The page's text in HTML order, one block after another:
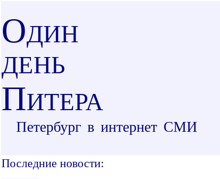
ОДИН
ДЕНЬ
ПИТЕРА
Петербург в интернет СМИ
Последние новости: